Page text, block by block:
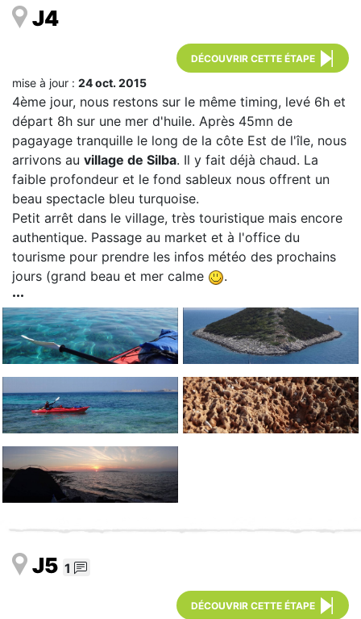
J4
DÉCOUVRIR CETTE ÉTAPE
mise à jour : 24 oct. 2015
4ème jour, nous restons sur le même timing, levé 6h et
départ 8h sur une mer d'huile. Après 45mn de
pagayage tranquille le long de la côte Est de l'île, nous
arrivons au village de Silba. Il y fait déjà chaud. La
faible profondeur et le fond sableux nous offrent un
beau spectacle bleu turquoise.
Petit arrêt dans le village, très touristique mais encore
authentique. Passage au market et à l'office du
tourisme pour prendre les infos météo des prochains
jours (grand beau et mer calme
.
J5 1
DÉCOUVRIR CETTE ÉTAPE